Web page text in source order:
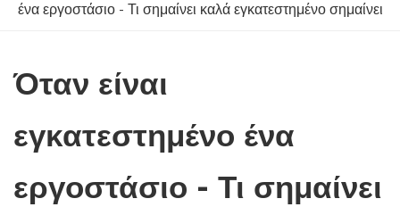
ένα εργοστάσιο - Τι σημαίνει καλά εγκατεστημένο σημαίνει
Όταν είναι
εγκατεστημένο ένα
εργοστάσιο - Τι σημαίνει